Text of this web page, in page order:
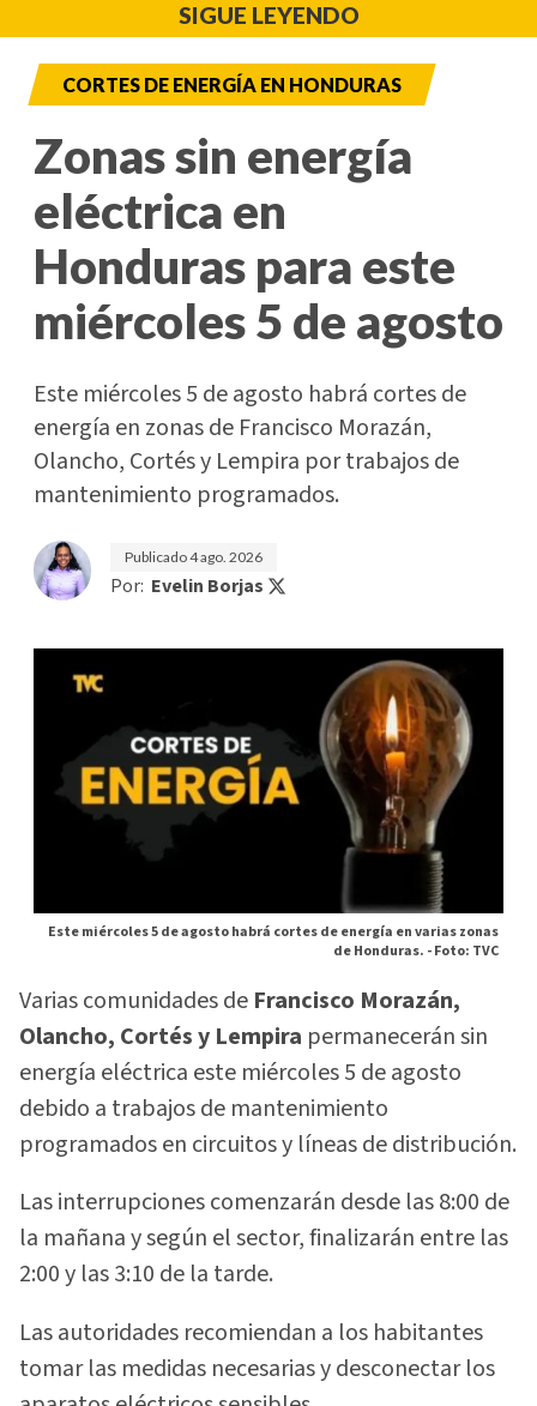
SIGUE LEYENDO
CORTES DE ENERGÍA EN HONDURAS
Zonas sin energía
eléctrica en
Honduras para este
miércoles 5 de agosto
Este miércoles 5 de agosto habrá cortes de
energía en zonas de Francisco Morazán,
Olancho, Cortés y Lempira por trabajos de
mantenimiento programados.
Publicado4 ago. 2026
Por: Evelin Borjas
Este miércoles 5 de agosto habrá cortes de energía en varias zonas
de Honduras. -Foto: TVC
Varias comunidades de Francisco Morazán,
Olancho, Cortés y Lempira permanecerán sin
energía eléctrica este miércoles 5 de agosto
debido a trabajos de mantenimiento
programados en circuitos y líneas de distribución.
Las interrupciones comenzarán desde las 8:00 de
la mañana y según el sector, finalizarán entre las
2:00 y las 3:10 de la tarde.
Las autoridades recomiendan a los habitantes
tomar las medidas necesarias y desconectar los